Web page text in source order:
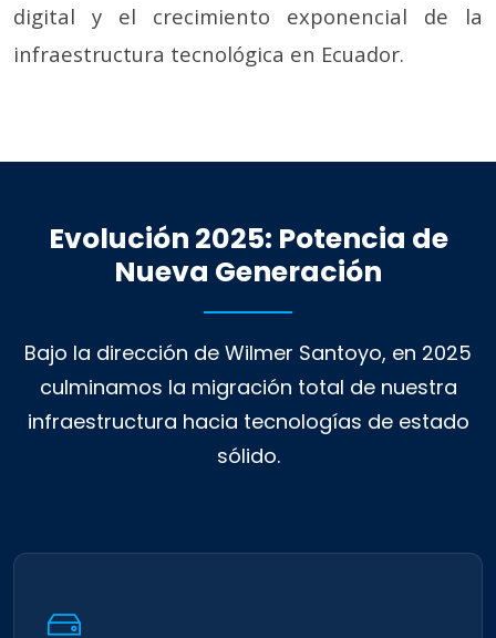
digital y el crecimiento exponencial de la
infraestructura tecnológica en Ecuador.
Evolución 2025: Potencia de
Nueva Generación
Bajo la dirección de Wilmer Santoyo, en 2025
culminamos la migración total de nuestra
infraestructura hacia tecnologías de estado
sólido.